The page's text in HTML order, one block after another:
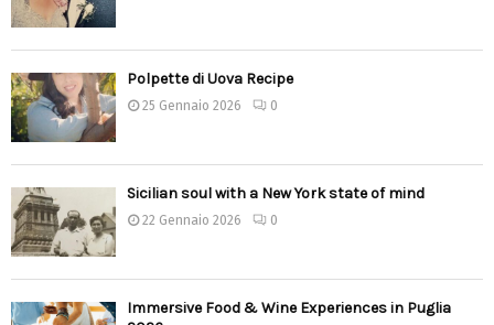
Polpette di Uova Recipe
25 Gennaio 2026 0
Sicilian soul with a New York state of mind
22 Gennaio 2026 0
Immersive Food & Wine Experiences in Puglia